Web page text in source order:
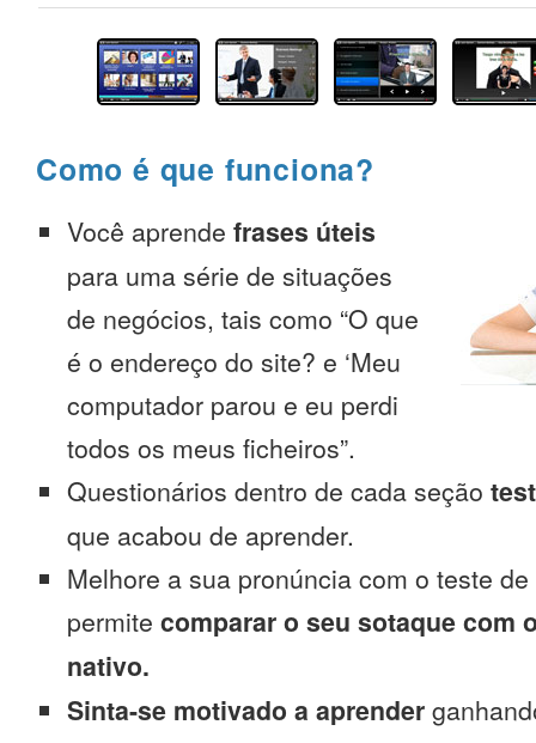
Como é que funciona?
Você aprende frases úteis
para uma série de situações
de negócios, tais como “O que
é o endereço do site? e ‘Meu
computador parou e eu perdi
todos os meus ficheiros”.
Questionários dentro de cada seção
que acabou de aprender.
Melhore a sua pronúncia com o teste
permite comparar o seu sotaque com
nativo.
Sinta-se motivado a aprender